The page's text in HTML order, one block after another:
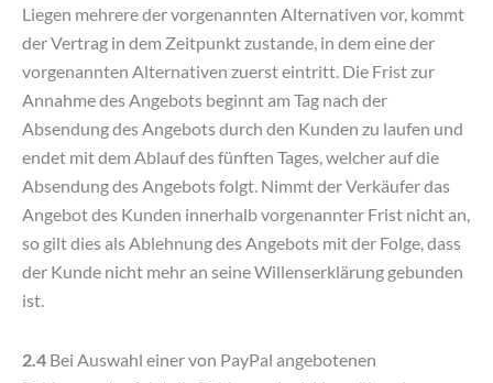
Liegen mehrere der vorgenannten Alternativen vor, kommt
der Vertrag in dem Zeitpunkt zustande, in dem eine der
vorgenannten Alternativen zuerst eintritt. Die Frist zur
Annahme des Angebots beginnt am Tag nach der
Absendung des Angebots durch den Kunden zu laufen und
endet mit dem Ablauf des fünften Tages, welcher auf die
Absendung des Angebots folgt. Nimmt der Verkäufer das
Angebot des Kunden innerhalb vorgenannter Frist nicht an,
so gilt dies als Ablehnung des Angebots mit der Folge, dass
der Kunde nicht mehr an seine Willenserklärung gebunden
ist.
2.4 Bei Auswahl einer von PayPal angebotenen